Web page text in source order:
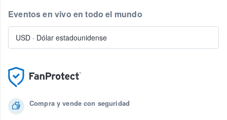
Compra y vende con seguridad
Eventos en vivo en todo el mundo
USD · Dólar estadounidense